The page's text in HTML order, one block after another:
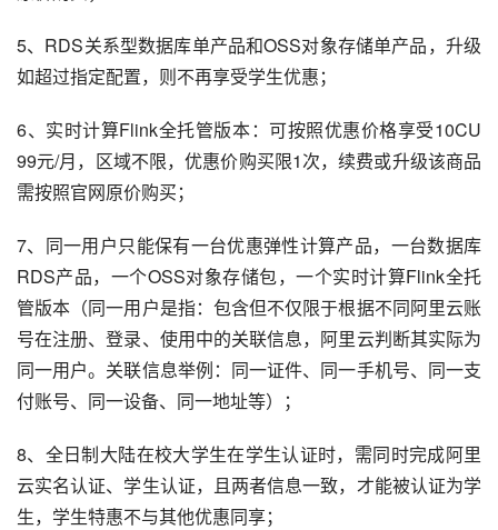
5、RDS关系型数据库单产品和OSS对象存储单产品，升级
如超过指定配置，则不再享受学生优惠；
6、实时计算Flink全托管版本：可按照优惠价格享受10CU
99元/月，区域不限，优惠价购买限1次，续费或升级该商品
需按照官网原价购买；
7、同一用户只能保有一台优惠弹性计算产品，一台数据库
RDS产品，一个OSS对象存储包，一个实时计算Flink全托
管版本（同一用户是指：包含但不仅限于根据不同阿里云账
号在注册、登录、使用中的关联信息，阿里云判断其实际为
同一用户。关联信息举例：同一证件、同一手机号、同一支
付账号、同一设备、同一地址等）；
8、全日制大陆在校大学生在学生认证时，需同时完成阿里
云实名认证、学生认证，且两者信息一致，才能被认证为学
生，学生特惠不与其他优惠同享；